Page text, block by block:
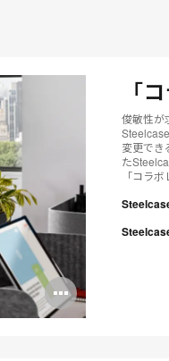
Open
image
「
俊敏性が
変更でき
た
「コラ